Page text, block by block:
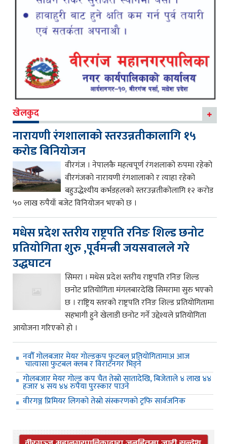
खेलकुद
नारायणी रंगशालाको स्तरउन्नतीकालागि १५
करोड बिनियोजन
वीरगंज । नेपालकै महत्वपूर्ण रंगशलाको रुपमा रहेको
वीरगंजको नारायणी रंगशालाको र त्याहा रहेको
बहुउद्धेश्यीय कर्भडहलको स्तरउन्नतीकोलागि १२ करोड
५० लाख रुपैयाँ बजेट विनियोजन भएको छ ।
मधेस प्रदेश स्तरीय राष्ट्रपति रनिङ शिल्ड छनोट
प्रतियोगिता शुरु ,पूर्वमन्त्री जयसवालले गरे
उद्धघाटन
सिमरा । मधेस प्रदेश स्तरीय राष्ट्रपति रनिङ शिल्ड
छनोट प्रतियोगिता मंगलबारदेखि सिमरामा सुरु भएको
छ । राष्ट्रिय स्तरको राष्ट्रपति रनिङ शिल्ड प्रतियोगितामा
सहभागी हुने खेलाडी छनोट गर्ने उद्देश्यले प्रतियोगिता
आयोजना गरिएको हो ।
नवौँ गोलबजार मेयर गोल्डकप फुटबल प्रतियोगितामाअ आज
चात्यासा फुटबल क्लब र विराटनगर भिड्ने
गोलबजार मेयर गोल्ड कप चैत तेस्रो सातादेखि, बिजेताले ४ लाख ४४
हजार ४ सय ४४ रुपैया पुरस्कार पाउने
वीरगञ्ज प्रिमियर लिगको तेस्रो संस्करणको ट्रफि सार्वजनिक